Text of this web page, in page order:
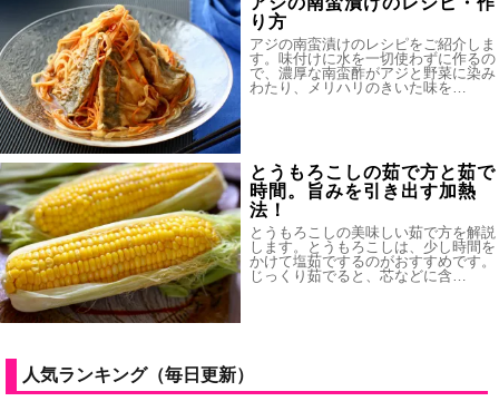
り方
アジの南蛮漬けのレシピをご紹介しま
す。味付けに水を一切使わずに作るの
で、濃厚な南蛮酢がアジと野菜に染み
わたり、メリハリのきいた味を…
とうもろこしの茹で方と茹で
時間。旨みを引き出す加熱
法！
とうもろこしの美味しい茹で方を解説
します。とうもろこしは、少し時間を
かけて塩茹でするのがおすすめです。
じっくり茹でると、芯などに含…
人気ランキング（毎日更新）